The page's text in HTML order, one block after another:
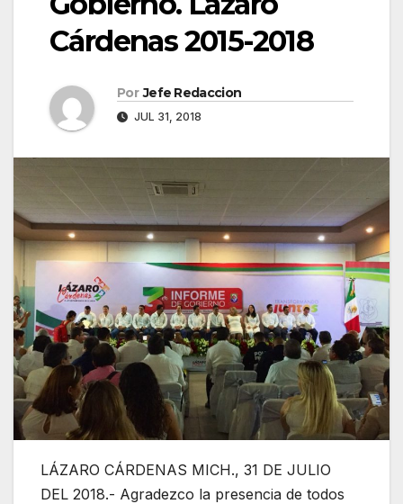
Cárdenas 2015-2018
Por Jefe Redaccion
JUL 31, 2018
LÁZARO CÁRDENAS MICH., 31 DE JULIO
DEL 2018.- Agradezco la presencia de todos